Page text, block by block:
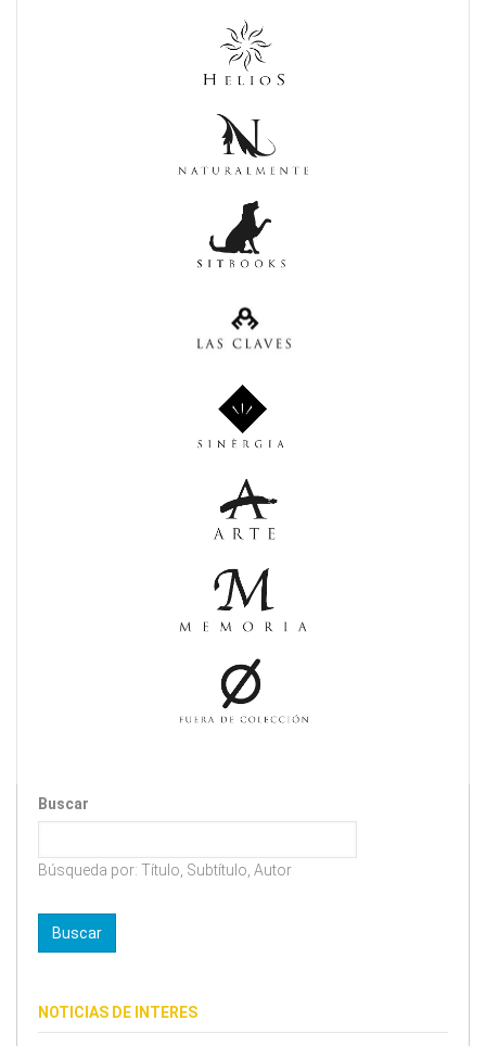
Buscar
Búsqueda por: Título, Subtítulo, Autor
NOTICIAS DE INTERES